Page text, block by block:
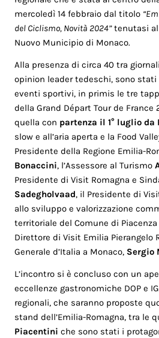
mercoledì 14 febbraio dal titolo
del Ciclismo, Novità 2024”tenutasi
Nuovo Municipio di Monaco.
Alla presenza di circa 40 tra
opinion leader tedeschi, sono
eventi sportivi, in primis le tre
della Grand Départ Tour de France
quella con partenza il 1° luglio da
slow e all’aria aperta e la Food
Presidente della Regione Emilia-
Bonaccini, l’Assessore al Turismo
Presidente di Visit Romagna e
Sadegholvaad, il Presidente di
allo sviluppo e valorizzazione
territoriale del Comune di Piacenza
Direttore di Visit Emilia Pierangelo
Generale d’Italia a Monaco, Sergio
L’incontro si è concluso con un
eccellenze gastronomiche DOP e
regionali, che saranno proposte
stand dell’Emilia-Romagna, tra le
Piacentini che sono stati i